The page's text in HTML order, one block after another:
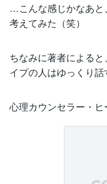
…こんな感じかなあと
考えてみた（笑）
ちなみに著者による
イプの人はゆっくり話
心理カウンセラー・